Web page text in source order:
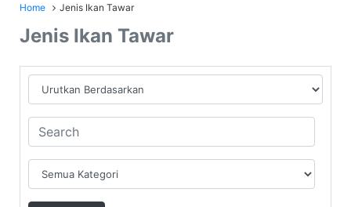
Home Jenis Ikan Tawar
Jenis Ikan Tawar